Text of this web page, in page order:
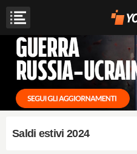
Saldi estivi 2024